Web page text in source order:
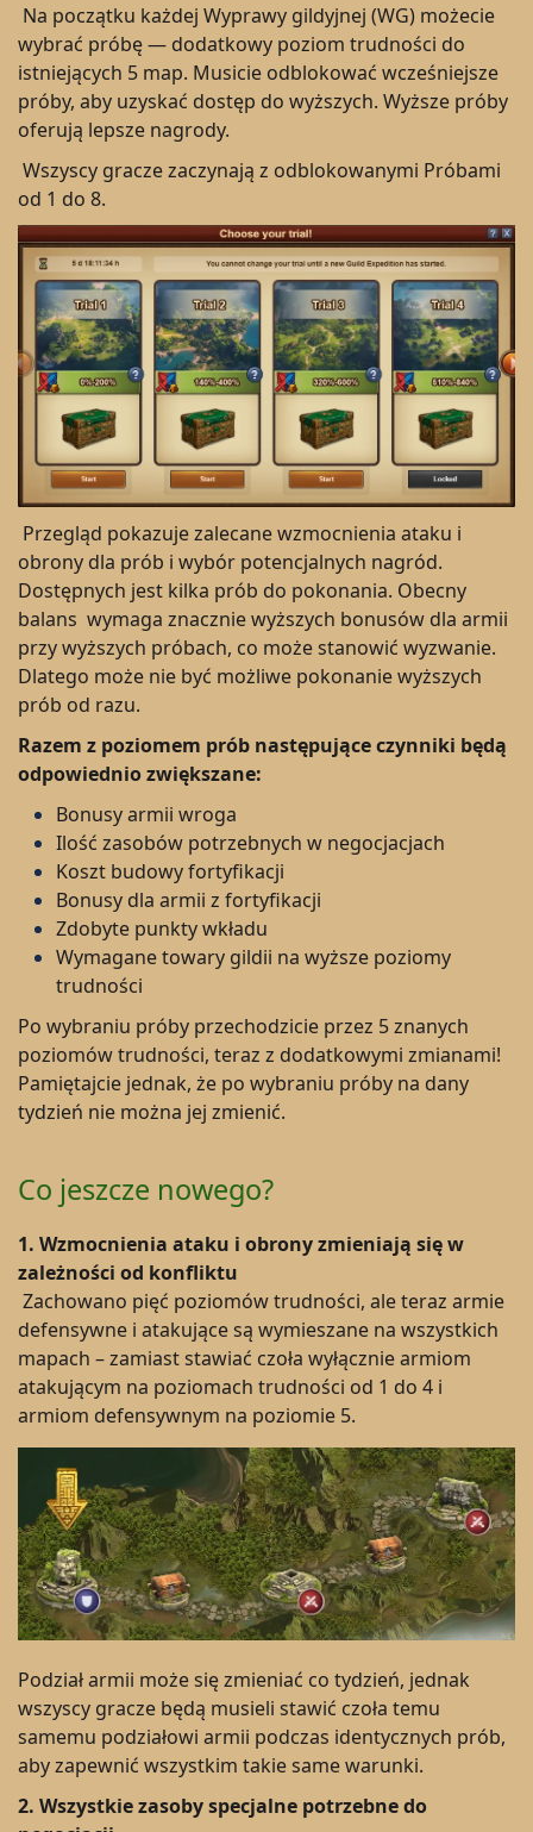
Na początku każdej Wyprawy gildyjnej (WG) możecie
wybrać próbę — dodatkowy poziom trudności do
istniejących 5 map. Musicie odblokować wcześniejsze
próby, aby uzyskać dostęp do wyższych. Wyższe próby
oferują lepsze nagrody.
Wszyscy gracze zaczynają z odblokowanymi Próbami
od 1 do 8.
Przegląd pokazuje zalecane wzmocnienia ataku i
obrony dla prób i wybór potencjalnych nagród.
Dostępnych jest kilka prób do pokonania. Obecny
balans wymaga znacznie wyższych bonusów dla armii
przy wyższych próbach, co może stanowić wyzwanie.
Dlatego może nie być możliwe pokonanie wyższych
prób od razu.
Razem z poziomem prób następujące czynniki będą
odpowiednio zwiększane:
Bonusy armii wroga
Ilość zasobów potrzebnych w negocjacjach
Koszt budowy fortyfikacji
Bonusy dla armii z fortyfikacji
Zdobyte punkty wkładu
Wymagane towary gildii na wyższe poziomy
trudności
Po wybraniu próby przechodzicie przez 5 znanych
poziomów trudności, teraz z dodatkowymi zmianami!
Pamiętajcie jednak, że po wybraniu próby na dany
tydzień nie można jej zmienić.
Co jeszcze nowego?
1. Wzmocnienia ataku i obrony zmieniają się w
zależności od konfliktu
Zachowano pięć poziomów trudności, ale teraz armie
defensywne i atakujące są wymieszane na wszystkich
mapach – zamiast stawiać czoła wyłącznie armiom
atakującym na poziomach trudności od 1 do 4 i
armiom defensywnym na poziomie 5.
Podział armii może się zmieniać co tydzień, jednak
wszyscy gracze będą musieli stawić czoła temu
samemu podziałowi armii podczas identycznych prób,
aby zapewnić wszystkim takie same warunki.
2. Wszystkie zasoby specjalne potrzebne do